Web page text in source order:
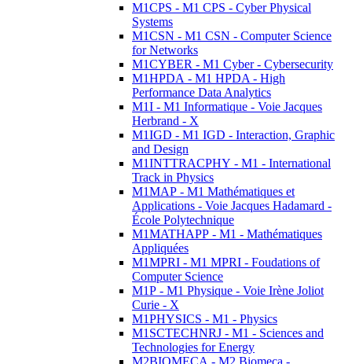
M1CPS - M1 CPS - Cyber Physical
Systems
M1CSN - M1 CSN - Computer Science
for Networks
M1CYBER - M1 Cyber - Cybersecurity
M1HPDA - M1 HPDA - High
Performance Data Analytics
M1I - M1 Informatique - Voie Jacques
Herbrand - X
M1IGD - M1 IGD - Interaction, Graphic
and Design
M1INTTRACPHY - M1 - International
Track in Physics
M1MAP - M1 Mathématiques et
Applications - Voie Jacques Hadamard -
École Polytechnique
M1MATHAPP - M1 - Mathématiques
Appliquées
M1MPRI - M1 MPRI - Foudations of
Computer Science
M1P - M1 Physique - Voie Irène Joliot
Curie - X
M1PHYSICS - M1 - Physics
M1SCTECHNRJ - M1 - Sciences and
Technologies for Energy
M2BIOMECA - M2 Biomeca -